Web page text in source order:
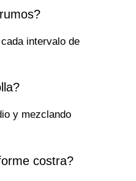
intervalo de
y mezclando
costra?